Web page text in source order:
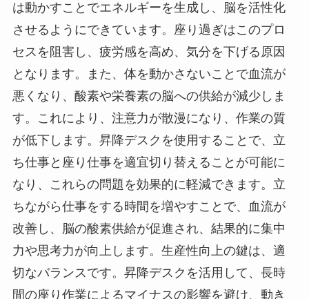
は動かすことでエネルギーを生成し、脳を活性化
させるようにできています。座り過ぎはこのプロ
セスを阻害し、疲労感を高め、気分を下げる原因
となります。また、体を動かさないことで血流が
悪くなり、酸素や栄養素の脳への供給が減少しま
す。これにより、注意力が散漫になり、作業の質
が低下します。昇降デスクを使用することで、立
ち仕事と座り仕事を適宜切り替えることが可能に
なり、これらの問題を効果的に軽減できます。立
ちながら仕事をする時間を増やすことで、血流が
改善し、脳の酸素供給が促進され、結果的に集中
力や思考力が向上します。生産性向上の鍵は、適
切なバランスです。昇降デスクを活用して、長時
間の座り作業によるマイナスの影響を避け、動き